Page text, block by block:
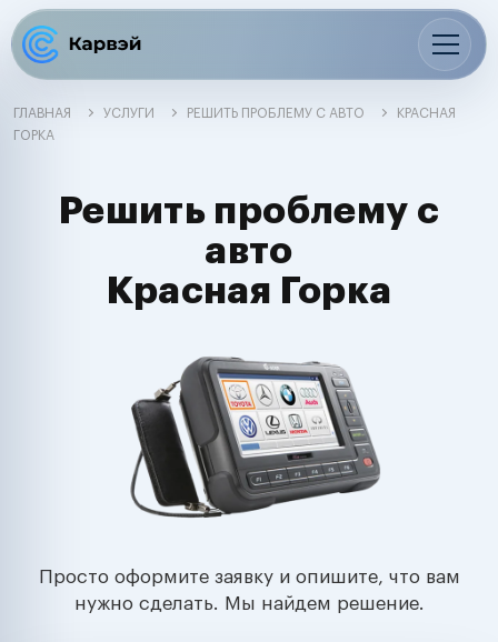
ГЛАВНАЯ УСЛУГИ РЕШИТЬ ПРОБЛЕМУ С АВТО
КРАСНАЯ
ГОРКА
Решить проблему с
авто
Красная Горка
Просто оформите заявку и опишите, что вам
нужно сделать. Мы найдем решение.